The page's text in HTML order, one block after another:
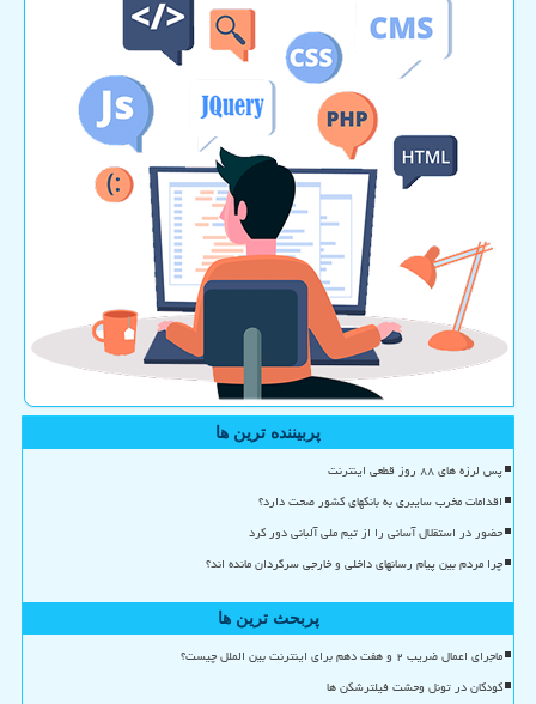
پربیننده ترین ها
پس لرزه های ۸۸ روز قطعی اینترنت
اقدامات مخرب سایبری به بانکهای کشور صحت دارد؟
حضور در استقلال آسانی را از تیم ملی آلبانی دور کرد
چرا مردم بین پیام رسانهای داخلی و خارجی سرگردان مانده اند؟
پربحث ترین ها
ماجرای اعمال ضریب ۲ و هفت دهم برای اینترنت بین الملل چیست؟
کودکان در تونل وحشت فیلترشکن ها